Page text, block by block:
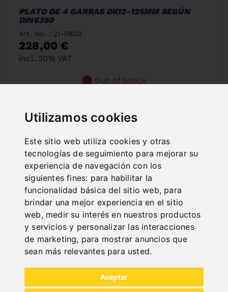
Utilizamos cookies
Este sitio web utiliza cookies y otras
tecnologías de seguimiento para mejorar su
experiencia de navegación con los
siguientes fines: para habilitar la
funcionalidad básica del sitio web, para
brindar una mejor experiencia en el sitio
web, medir su interés en nuestros productos
y servicios y personalizar las interacciones
de marketing, para mostrar anuncios que
sean más relevantes para usted.
Aceptar
PLATO DE 4 GARRAS DK12-125MM SEGÚN
DIN6350
Art. No. : 21-0802
228,00 €
incl. 20% VAT
Out of Stock
PLATO DE 4 GARRAS INDEPENDIENTES K72-
125MM, DIN 6350